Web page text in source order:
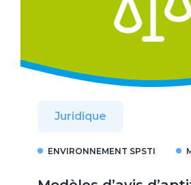
Juridique
ENVIRONNEMENT SPSTI